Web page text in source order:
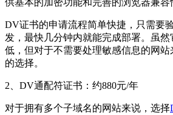
供基本的加密功能和完善的浏览器兼容
DV证书的申请流程简单快捷，只需要
发，最快几分钟内就能完成部署。虽
低，但对于不需要处理敏感信息的网
的选择。
2、DV通配符证书：约880元/年
对于拥有多个子域名的网站来说，选择